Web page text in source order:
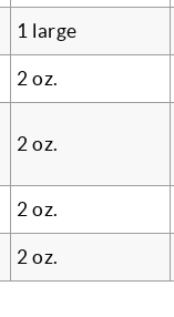
1 large
2 oz.
2 oz.
2 oz.
2 oz.